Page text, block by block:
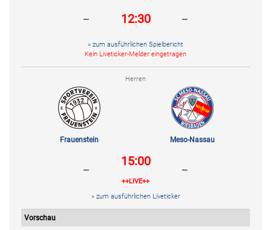
- 12:30 -
» zum ausführlichen Spielbericht
Kein Liveticker-Melder eingetragen
Herren
Frauenstein Meso-Nassau
- 15:00
++LIVE++ -
» zum ausführlichen Liveticker
Vorschau